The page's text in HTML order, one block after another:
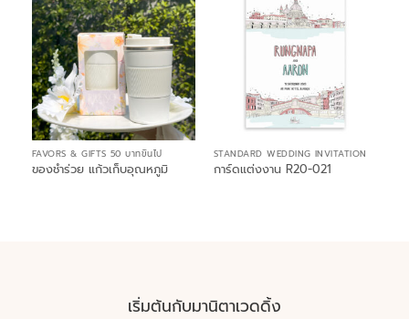
FAVORS & GIFTS 50 บาทขึ้นไป
ของชำร่วย แก้วเก็บอุณหภูมิ
STANDARD WEDDING INVITATION
การ์ดแต่งงาน R20-021
เริ่มต้นกับมานิตาเวดดิ้ง